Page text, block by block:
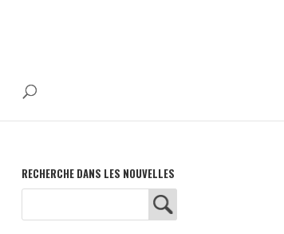
RECHERCHE DANS LES NOUVELLES